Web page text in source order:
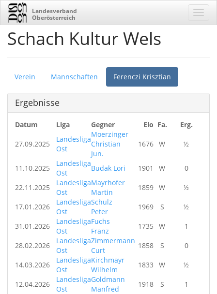
Landesverband
Oberösterreich
Schach Kultur Wels
Verein Mannschaften Ferenczi Krisztian
Ergebnisse
Datum Liga Gegner Elo Fa. Erg.
27.09.2025
Landesliga
Ost
Moerzinger
Christian
Jun.
1676 W ½
11.10.2025
Landesliga
Ost
Budak Lori 1901 W 0
22.11.2025
Landesliga
Ost
Mayrhofer
Martin
1859 W ½
17.01.2026
Landesliga
Ost
Schulz
Peter
1969 S ½
31.01.2026
Landesliga
Ost
Fuchs
Franz
1735 W 1
28.02.2026
Landesliga
Ost
Zimmermann
Curt
1858 S 0
14.03.2026
Landesliga
Ost
Kirchmayr
Wilhelm
1833 W ½
12.04.2026
Landesliga
Ost
Goldmann
Manfred
1918 S 1